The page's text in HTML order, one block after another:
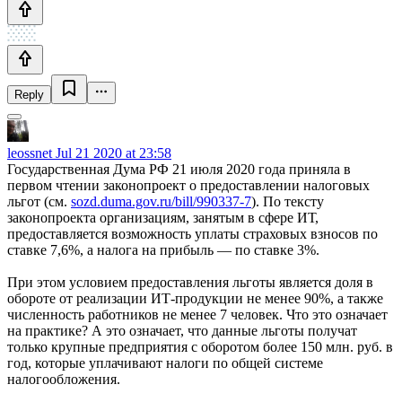
Reply
leossnet Jul 21 2020 at 23:58
Государственная Дума РФ 21 июля 2020 года приняла в
первом чтении законопроект о предоставлении налоговых
льгот (см. sozd.duma.gov.ru/bill/990337-7). По тексту
законопроекта организациям, занятым в сфере ИТ,
предоставляется возможность уплаты страховых взносов по
ставке 7,6%, а налога на прибыль — по ставке 3%.
При этом условием предоставления льготы является доля в
обороте от реализации ИТ-продукции не менее 90%, а также
численность работников не менее 7 человек. Что это означает
на практике? А это означает, что данные льготы получат
только крупные предприятия с оборотом более 150 млн. руб. в
год, которые уплачивают налоги по общей системе
налогообложения.